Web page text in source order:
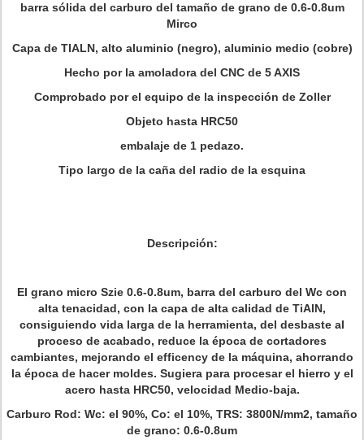
barra sólida del carburo del tamaño de grano de 0.6-0.8um
Mirco
Capa de TIALN, alto aluminio (negro), aluminio medio (cobre)
Hecho por la amoladora del CNC de 5 AXIS
Comprobado por el equipo de la inspección de Zoller
Objeto hasta HRC50
embalaje de 1 pedazo.
Tipo largo de la caña del radio de la esquina
Descripción:
El grano micro Szie 0.6-0.8um, barra del carburo del Wc con
alta tenacidad, con la capa de alta calidad de TiAlN,
consiguiendo vida larga de la herramienta, del desbaste al
proceso de acabado, reduce la época de cortadores
cambiantes, mejorando el efficency de la máquina, ahorrando
la época de hacer moldes. Sugiera para procesar el hierro y el
acero hasta HRC50, velocidad Medio-baja.
Carburo Rod: Wc: el 90%, Co: el 10%, TRS: 3800N/mm2, tamaño
de grano: 0.6-0.8um